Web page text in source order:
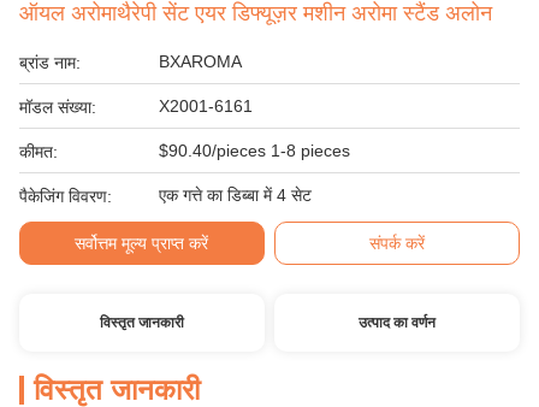
ऑयल अरोमाथैरेपी सेंट एयर डिफ्यूज़र मशीन अरोमा स्टैंड अलोन
ब्रांड नाम: BXAROMA
मॉडल संख्या: X2001-6161
कीमत: $90.40/pieces 1-8 pieces
पैकेजिंग विवरण: एक गत्ते का डिब्बा में 4 सेट
सर्वोत्तम मूल्य प्राप्त करें संपर्क करें
विस्तृत जानकारी उत्पाद का वर्णन
विस्तृत जानकारी